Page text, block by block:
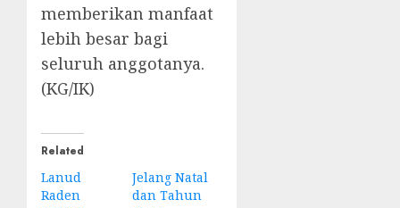
memberikan manfaat
lebih besar bagi
seluruh anggotanya.
(KG/IK)
Related
Lanud
Raden
Jelang Natal
dan Tahun